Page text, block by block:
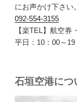
にお声かけ下さい。
092-554-3155
【楽TEL】航空
平日：10：00～19
石垣空港につ